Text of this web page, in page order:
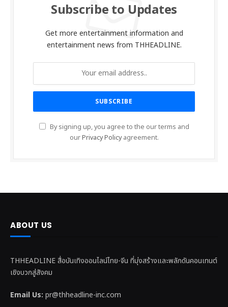
Subscribe to Updates
Get more entertainment information and
entertainment news from THHEADLINE.
By signing up, you agree to the our terms and
ourPrivacy Policyagreement.
ABOUT US
THHEADLINE สื่อบันเทิงออนไลน์ไทย-จีน ที่มุ่งสร้างและพลักดันคอนเทนต์
เชิงบวกสู่สังคม
Email Us: pr@thheadline-inc.com